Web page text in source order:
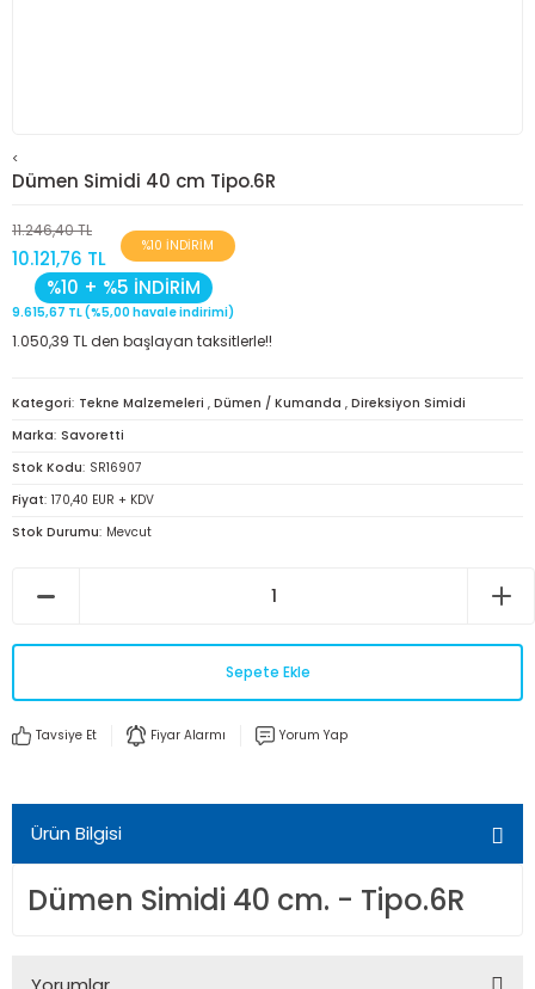
<
Dümen Simidi 40 cm Tipo.6R
11.246,40 TL
10.121,76 TL
%10 İNDİRİM
%10 + %5 İNDİRİM
9.615,67 TL (%5,00 havale indirimi)
1.050,39 TL den başlayan taksitlerle!!
Kategori Tekne Malzemeleri , Dümen / Kumanda , Direksiyon Simidi
Marka Savoretti
Stok Kodu SR16907
Fiyat 170,40 EUR + KDV
Stok Durumu Mevcut
Sepete Ekle
Tavsiye Et Fiyar Alarmı Yorum Yap
Ürün Bilgisi
Dümen Simidi 40 cm. - Tipo.6R